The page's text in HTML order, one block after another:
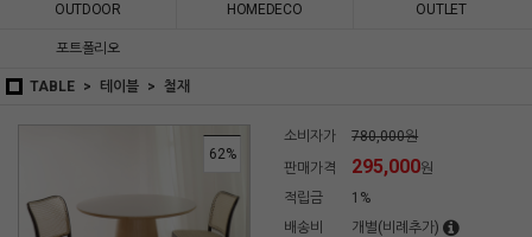
OUTDOOR HOMEDECO OUTLET
포트폴리오
TABLE 테이블 철재
62%
소비자가
780,000원
판매가격
295,000원
적립금
1%
배송비
개별(비례추가)